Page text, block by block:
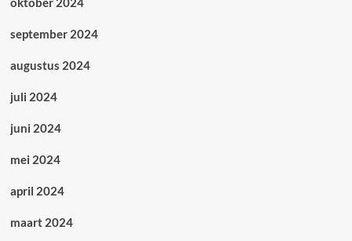
september 2024
augustus 2024
juli 2024
juni 2024
mei 2024
april 2024
maart 2024